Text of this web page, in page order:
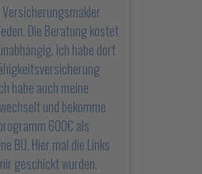
Die Beratung kostet
Ich habe dort
habe auch meine
und bekomme
600€ als
BU. Hier mal die Links
geschickt wurden.